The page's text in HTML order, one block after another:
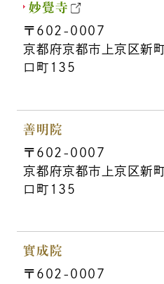
妙覺寺
〒602-0007
京都府京都市上京区新
口町135
善明院
〒602-0007
京都府京都市上京区新
口町135
實成院
〒602-0007